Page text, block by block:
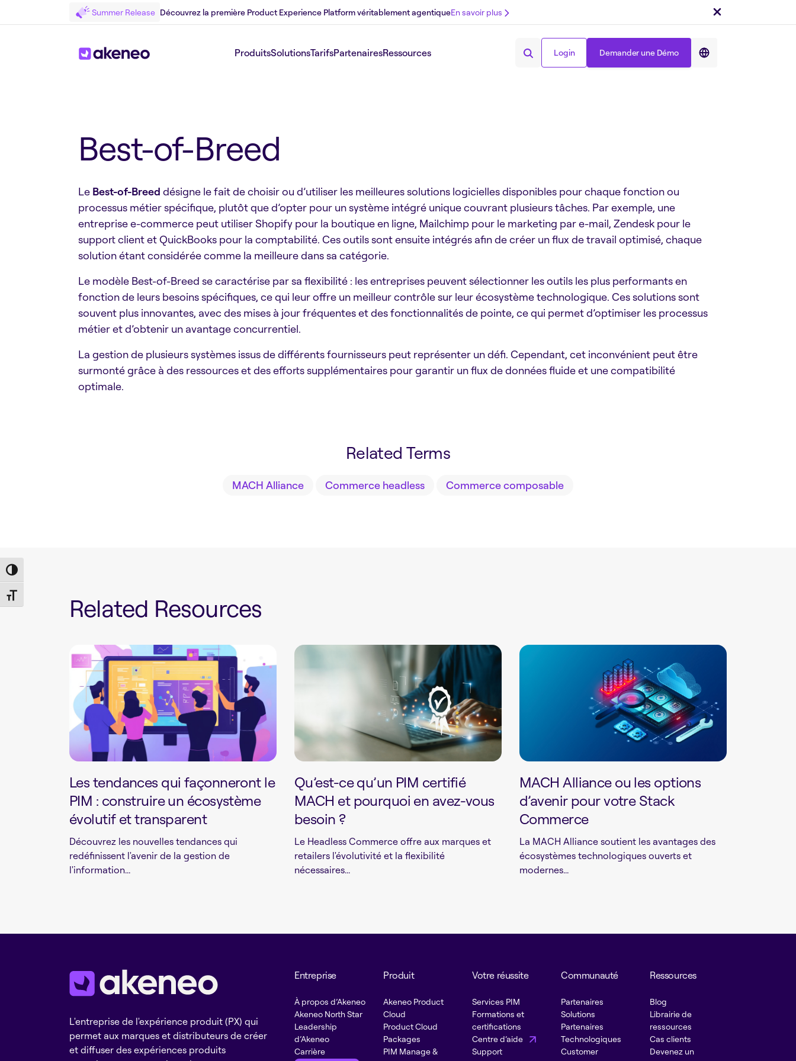
Toggle High Contrast
Toggle Font size
Summer Release Découvrez la première Product Experience Platform véritablement agentiqueEn savoir plus
ProduitsSolutionsTarifsPartenairesRessources Login Demander une Démo
Partager sur :
Best-of-Breed
Le Best-of-Breed désigne le fait de choisir ou d’utiliser les meilleures solutions logicielles disponibles pour chaque fonction ou
processus métier spécifique, plutôt que d’opter pour un système intégré unique couvrant plusieurs tâches. Par exemple, une
entreprise e-commerce peut utiliser Shopify pour la boutique en ligne, Mailchimp pour le marketing par e-mail, Zendesk pour le
support client et QuickBooks pour la comptabilité. Ces outils sont ensuite intégrés afin de créer un flux de travail optimisé, chaque
solution étant considérée comme la meilleure dans sa catégorie.
Le modèle Best-of-Breed se caractérise par sa flexibilité : les entreprises peuvent sélectionner les outils les plus performants en
fonction de leurs besoins spécifiques, ce qui leur offre un meilleur contrôle sur leur écosystème technologique. Ces solutions sont
souvent plus innovantes, avec des mises à jour fréquentes et des fonctionnalités de pointe, ce qui permet d’optimiser les processus
métier et d’obtenir un avantage concurrentiel.
La gestion de plusieurs systèmes issus de différents fournisseurs peut représenter un défi. Cependant, cet inconvénient peut être
surmonté grâce à des ressources et des efforts supplémentaires pour garantir un flux de données fluide et une compatibilité
optimale.
Related Terms
MACH Alliance Commerce headless Commerce composable
Related Resources
Les tendances qui façonneront le
PIM : construire un écosystème
évolutif et transparent
Découvrez les nouvelles tendances qui
redéfinissent l'avenir de la gestion de
l'information...
Qu’est-ce qu’un PIM certifié
MACH et pourquoi en avez-vous
besoin ?
Le Headless Commerce offre aux marques et
retailers l'évolutivité et la flexibilité
nécessaires...
MACH Alliance ou les options
d’avenir pour votre Stack
Commerce
La MACH Alliance soutient les avantages des
écosystèmes technologiques ouverts et
modernes...
L'entreprise de l'expérience produit (PX) qui
permet aux marques et distributeurs de créer
et diffuser des expériences produits
Entreprise
À propos d’Akeneo
Akeneo North Star
Leadership
d’Akeneo
Carrière
Produit
Akeneo Product
Cloud
Product Cloud
Packages
PIM Manage &
Votre réussite
Services PIM
Formations et
certifications
Centre d’aide
Support
Communauté
Partenaires
Solutions
Partenaires
Technologiques
Customer
Ressources
Blog
Librairie de
ressources
Cas clients
Devenez un